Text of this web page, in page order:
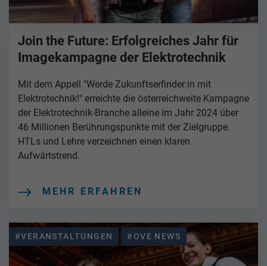
Join the Future: Erfolgreiches Jahr für
Imagekampagne der Elektrotechnik
Mit dem Appell "Werde Zukunftserfinder:in mit
Elektrotechnik!" erreichte die österreichweite Kampagne
der Elektrotechnik-Branche alleine im Jahr 2024 über
46 Millionen Berührungspunkte mit der Zielgruppe.
HTLs und Lehre verzeichnen einen klaren
Aufwärtstrend.
MEHR ERFAHREN
#VERANSTALTUNGEN #OVE NEWS